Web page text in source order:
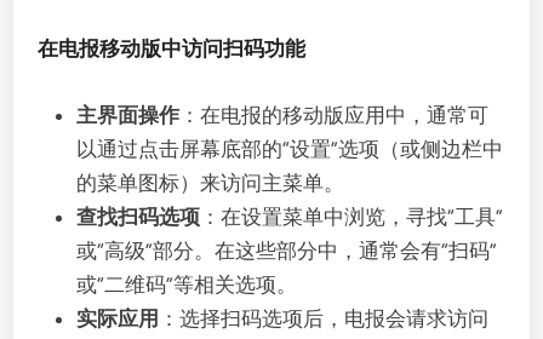
在电报移动版中访问扫码功能
主界面操作 ：在电报的移动版应用中，通常可
以通过点击屏幕底部的“设置”选项（或侧边栏中
的菜单图标）来访问主菜单。
查找扫码选项 ：在设置菜单中浏览，寻找“工具”
或“高级”部分。在这些部分中，通常会有“扫码”
或“二维码”等相关选项。
实际应用 ：选择扫码选项后，电报会请求访问